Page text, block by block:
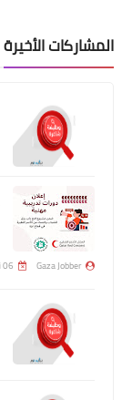
المشاركات الأخيرة
Gaza Jobber 06 نوفمبر 2025